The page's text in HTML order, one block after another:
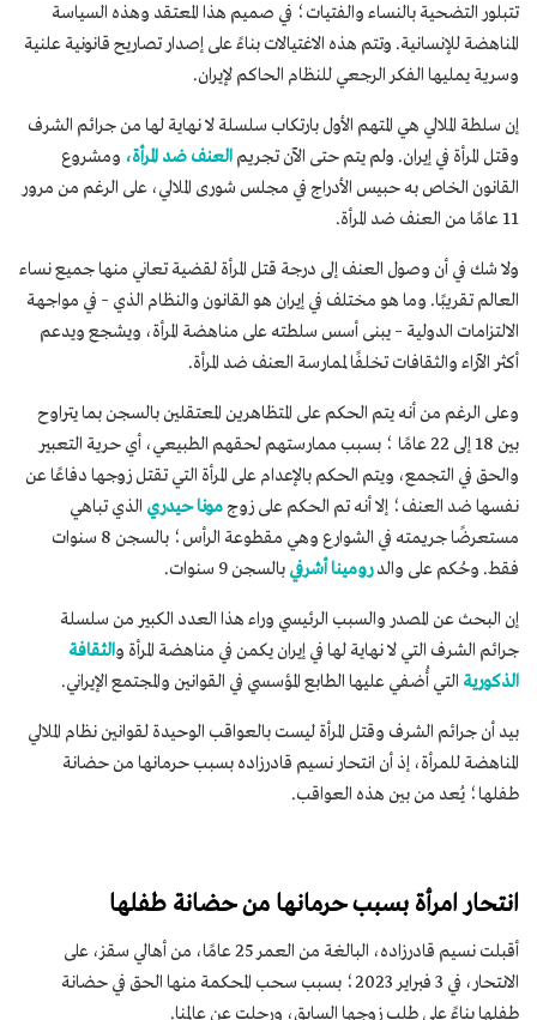
تتبلور التضحية بالنساء والفتيات؛ في صميم هذا المعتقد وهذه السياسة
المناهضة للإنسانية. وتتم هذه الاغتيالات بناءً على إصدار تصاريح قانونية علنية
وسرية يمليها الفكر الرجعي للنظام الحاكم لإيران.
إن سلطة الملالي هي المتهم الأول بارتكاب سلسلة لا نهاية لها من جرائم الشرف
وقتل المرأة في إيران. ولم يتم حتى الآن تجريم العنف ضد المرأة، ومشروع
القانون الخاص به حبيس الأدراج في مجلس شورى الملالي، على الرغم من مرور
11 عامًا من العنف ضد المرأة.
ولا شك في أن وصول العنف إلى درجة قتل المرأة لقضية تعاني منها جميع نساء
العالم تقريبًا. وما هو مختلف في إيران هو القانون والنظام الذي – في مواجهة
الالتزامات الدولية – يبنى أسس سلطته على مناهضة المرأة، ويشجع ويدعم
أكثر الآراء والثقافات تخلفًا لممارسة العنف ضد المرأة.
وعلى الرغم من أنه يتم الحكم على المتظاهرين المعتقلين بالسجن بما يتراوح
بين 18 إلى 22 عامًا ؛ بسبب ممارستهم لحقهم الطبيعي، أي حرية التعبير
والحق في التجمع، ويتم الحكم بالإعدام على المرأة التي تقتل زوجها دفاعًا عن
نفسها ضد العنف؛ إلا أنه تم الحكم على زوجمونا حيدري الذي تباهي
مستعرضًا جريمته في الشوارع وهي مقطوعة الرأس؛ بالسجن 8 سنوات
فقط. وحُكم على والدرومينا أشرفي بالسجن 9 سنوات.
إن البحث عن المصدر والسبب الرئيسي وراء هذا العدد الكبير من سلسلة
جرائم الشرف التي لا نهاية لها في إيران يكمن في مناهضة المرأة والثقافة
الذكورية التي أُضفي عليها الطابع المؤسسي في القوانين والمجتمع الإيراني.
بيد أن جرائم الشرف وقتل المرأة ليست بالعواقب الوحيدة لقوانين نظام الملالي
المناهضة للمرأة، إذ أن انتحار نسيم قادرزاده بسبب حرمانها من حضانة
طفلها؛ يُعد من بين هذه العواقب.
انتحار امرأة بسبب حرمانها من حضانة طفلها
أقبلت نسیم قادرزاده، البالغة من العمر 25 عامًا، من أهالي سقز، على
الانتحار، في 3 فبراير 2023؛ بسبب سحب المحكمة منها الحق في حضانة
طفلها بناءً على طلب زوجها السابق، ورحلت عن عالمنا.